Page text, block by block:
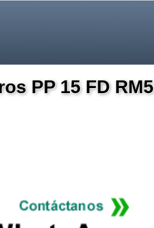
PP 15 FD RM5